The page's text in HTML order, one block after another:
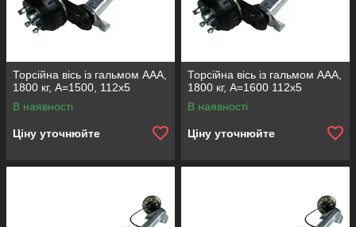
Торсійна вісь із гальмом ААА,
1800 кг, А=1500, 112х5
В наявності
Ціну уточнюйте
Торсійна вісь із гальмом ААА,
1800 кг, А=1600 112х5
В наявності
Ціну уточнюйте